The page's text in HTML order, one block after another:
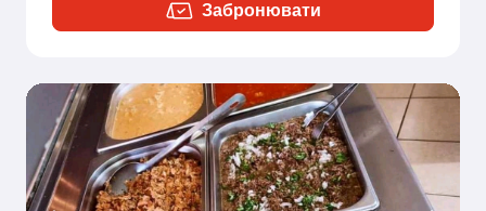
Забронювати